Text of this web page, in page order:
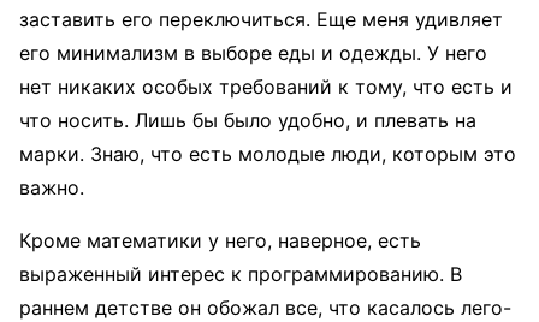
заставить его переключиться. Еще меня удивляет
его минимализм в выборе еды и одежды. У него
нет никаких особых требований к тому, что есть и
что носить. Лишь бы было удобно, и плевать на
марки. Знаю, что есть молодые люди, которым это
важно.
Кроме математики у него, наверное, есть
выраженный интерес к программированию. В
раннем детстве он обожал все, что касалось лего-